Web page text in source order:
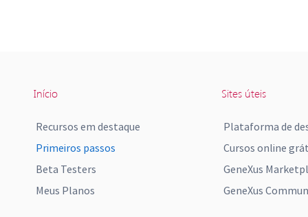
Início
Recursos em destaque
Primeiros passos
Beta Testers
Meus Planos
Sites úteis
Plataforma de
Cursos online
GeneXus
GeneXus